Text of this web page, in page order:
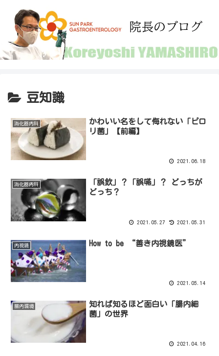
豆知識
消化器内科
かわいい名をして侮れない「ピロ
リ菌」【前編】
2021.06.18
消化器内科
「誤飲」？「誤嚥」？ どっちが
どっち？
2021.05.27 2021.05.31
内視鏡 How to be “善き内視鏡医”
2021.05.14
腸内環境
知れば知るほど面白い「腸内細
菌」の世界
2021.04.16